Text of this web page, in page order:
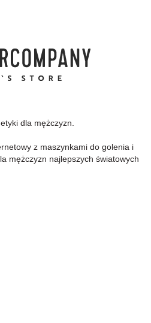
dla mężczyzn.
z maszynkami do golenia i
mężczyzn najlepszych światowych